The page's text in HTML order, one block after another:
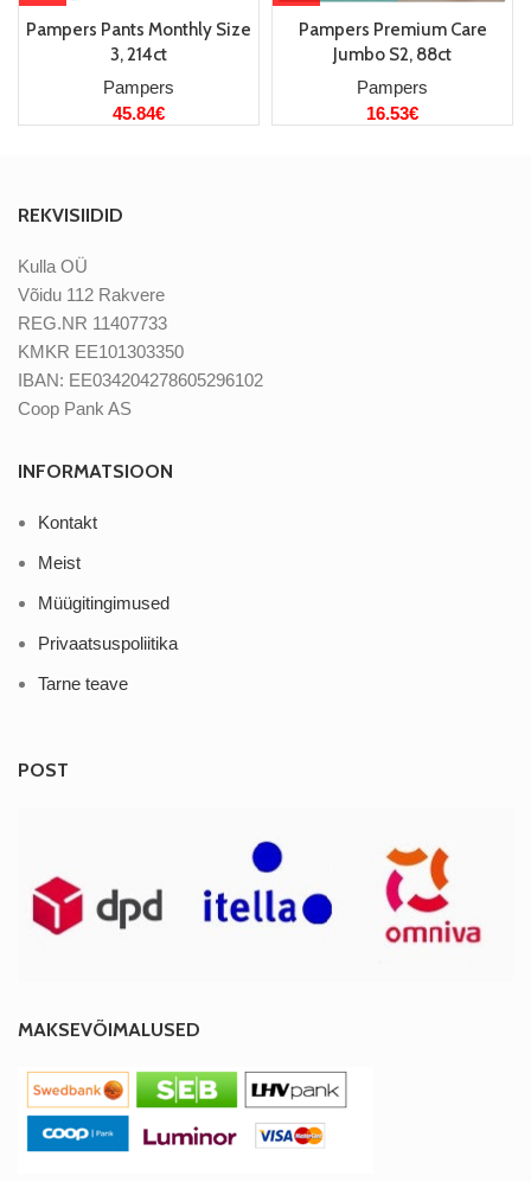
Pampers Pants Monthly Size
3, 214ct
Pampers
45.84€
Pampers Premium Care
Jumbo S2, 88ct
Pampers
16.53€
REKVISIIDID
Kulla OÜ
Võidu 112 Rakvere
REG.NR 11407733
KMKR EE101303350
IBAN: EE034204278605296102
Coop Pank AS
INFORMATSIOON
Kontakt
Meist
Müügitingimused
Privaatsuspoliitika
Tarne teave
POST
MAKSEVÕIMALUSED